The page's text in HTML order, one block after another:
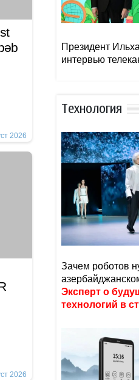
2026
2026
Президент
интервью
Тexнoлoгия
Зачем роботов
Эксперт о
технологий в